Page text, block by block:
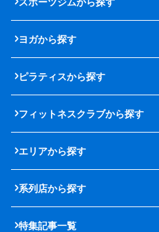
ヨガから探す
ピラティスから探す
フィットネスクラブから探す
エリアから探す
系列店から探す
特集記事一覧